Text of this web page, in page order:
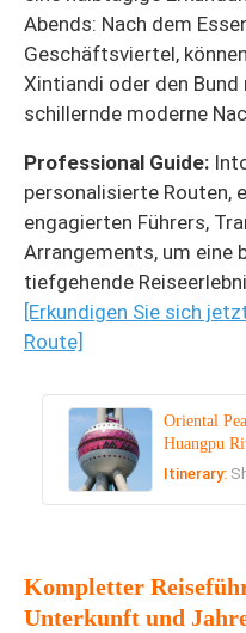
Abends: Nach dem
Geschäftsviertel,
Xintiandi oder den Bund
schillernde moderne
Professional Guide:
personalisierte Routen,
engagierten Führers,
Arrangements, um eine
tiefgehende
[Erkundigen Sie sich
Route]
Oriental
Huangpu
Itinerary:
Kompletter
Unterkunft und